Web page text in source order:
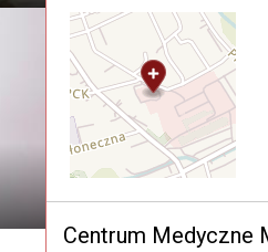
Centrum Medyczne